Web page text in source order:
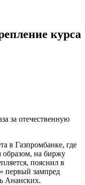
курса
за отечественную
в Газпромбанке, где
образом, на биржу
пояснил в
первый зампред
Ананских.